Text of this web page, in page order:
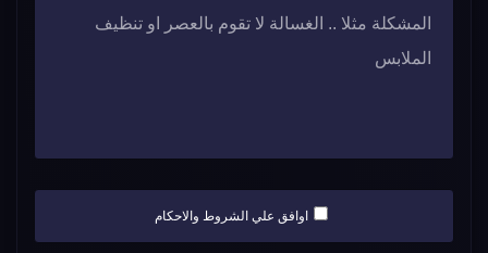
اوافق علي الشروط والاحكام